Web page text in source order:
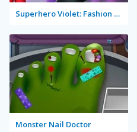
Superhero Violet: Fashion Shoot
Monster Nail Doctor